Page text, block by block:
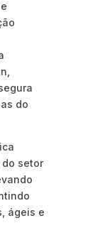
do
setor
ágeis e